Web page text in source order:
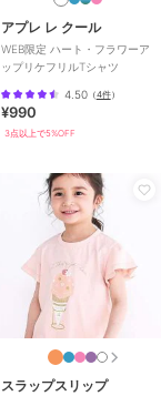
アプレ レ クール
WEB限定 ハート・フラワーア
ップリケフリルTシャツ
4.50（4件）
¥990
3点以上で5%OFF
スラップスリップ